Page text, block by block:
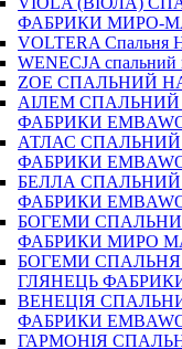
ФАБРИКИ МИРО-
VOLTERA Спальня
WENECJA
ZOE СПАЛЬНИЙ
АІЛЕМ СПАЛЬНИЙ
ФАБРИКИ
АТЛАС СПАЛЬНИЙ
ФАБРИКИ
БЕЛЛА СПАЛЬНИЙ
ФАБРИКИ
БОГЕМИ
ФАБРИКИ МИРО
БОГЕМИ
ГЛЯНЕЦЬ
ВЕНЕЦІЯ
ФАБРИКИ
ГАРМОНІЯ